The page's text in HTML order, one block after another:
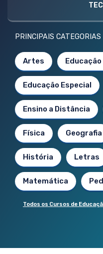
PRINCIPAIS CATEGORIAS
Artes
Educação Especial
Ensino a Distância
Física Geografia
História Letras
Matemática
Todos os Cursos de